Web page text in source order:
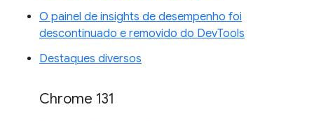
O painel de insights de desempenho foi
descontinuado e removido do DevTools
Destaques diversos
Chrome 131